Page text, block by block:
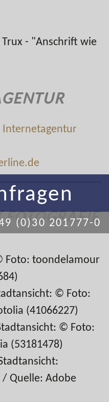
- "Anschrift wie
Internetagentur
Foto: toondelamour
© Foto:
(41066227)
© Foto:
(53181478)
Quelle: Adobe
(0)30 201777-0